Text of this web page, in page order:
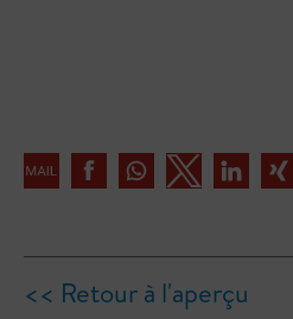
<< Retour à l'aperçu